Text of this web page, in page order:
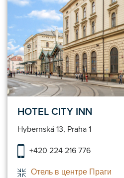
HOTEL CITY INN
Hybernská 13, Praha 1
+420 224 216 776
Отель в центре Праги